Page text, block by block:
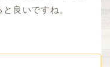
良いですね。